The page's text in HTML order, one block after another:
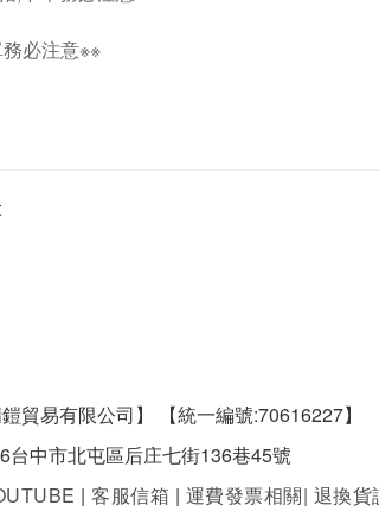
必注意※※
鎧貿易有限公司】 【統一編號:70616227】
台中市北屯區后庄七街136巷45號
| 客服信箱 | 運費發票相關| 退換貨